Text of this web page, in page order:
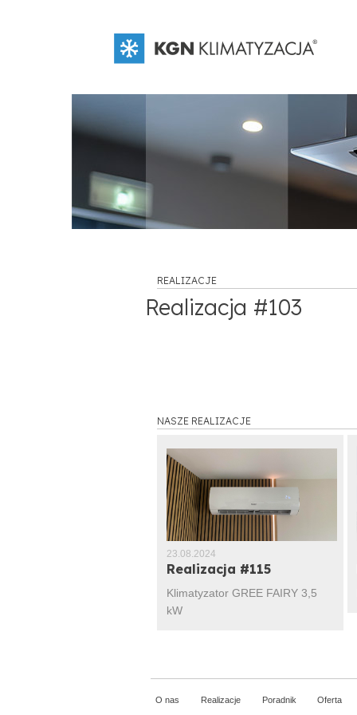
REALIZACJE
Realizacja #103
NASZE REALIZACJE
23.08.2024
Realizacja #115
Klimatyzator GREE FAIRY 3,5
kW
O nas Realizacje Poradnik Oferta